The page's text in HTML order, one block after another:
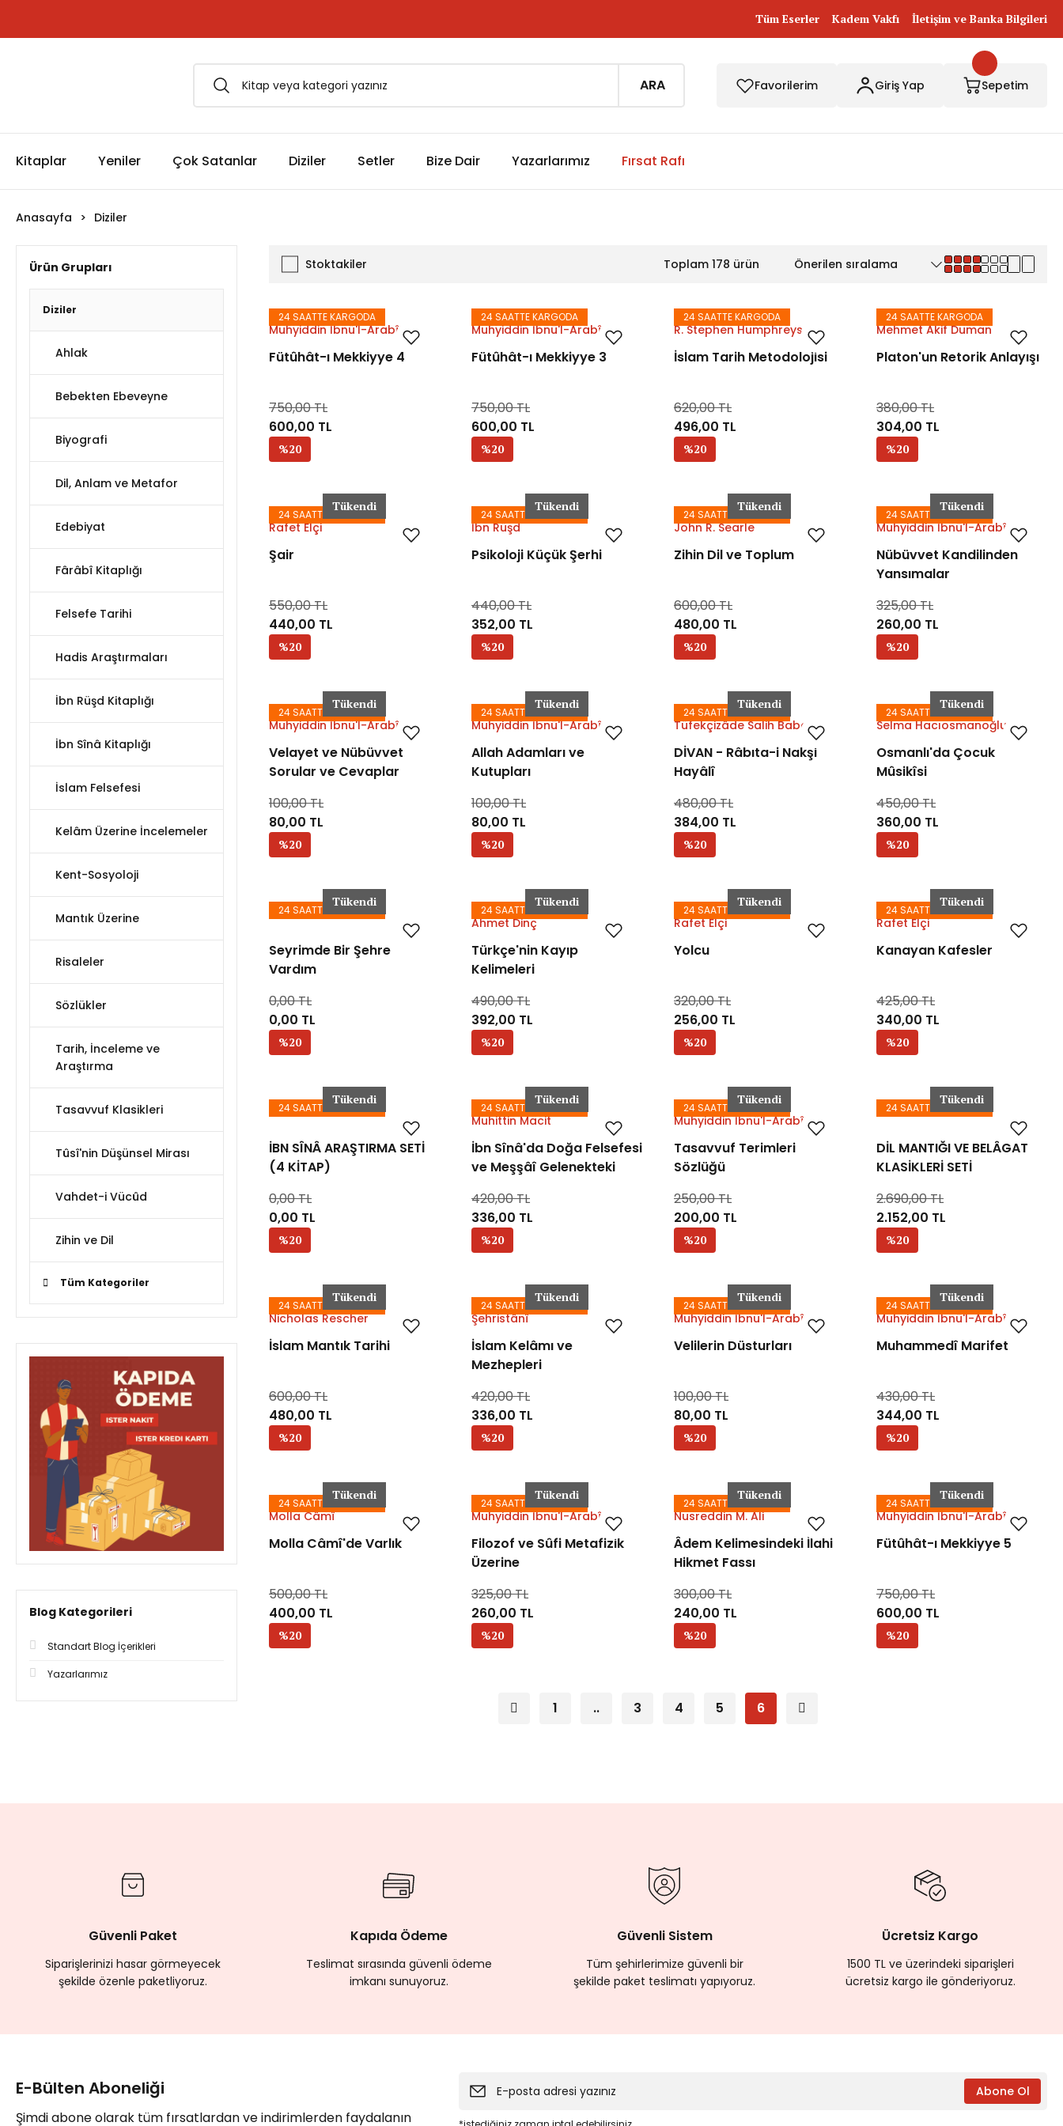
Tüm Eserler Kadem Vakfı İletişim ve Banka Bilgileri
ARA Favorilerim Giriş Yap Sepetim
Kitaplar Yeniler Çok Satanlar Diziler Setler Bize Dair Yazarlarımız Fırsat Rafı
Anasayfa Diziler
Ürün Grupları
Diziler
Ahlak
Bebekten Ebeveyne
Biyografi
Dil, Anlam ve Metafor
Edebiyat
Fârâbî Kitaplığı
Felsefe Tarihi
Hadis Araştırmaları
İbn Rüşd Kitaplığı
İbn Sînâ Kitaplığı
İslam Felsefesi
Kelâm Üzerine İncelemeler
Kent-Sosyoloji
Mantık Üzerine
Risaleler
Sözlükler
Tarih, İnceleme ve
Araştırma
Tasavvuf Klasikleri
Tûsî'nin Düşünsel Mirası
Vahdet-i Vücûd
Zihin ve Dil
Tüm Kategoriler
Blog Kategorileri
Standart Blog İçerikleri
Yazarlarımız
Stoktakiler Toplam 178 ürün
24 SAATTE KARGODA
Muhyiddin İbnü'l-Arabî
Fütûhât-ı Mekkiyye 4
750,00 TL
600,00 TL
%20
24 SAATTE KARGODA
Muhyiddin İbnü'l-Arabî
Fütûhât-ı Mekkiyye 3
750,00 TL
600,00 TL
%20
24 SAATTE KARGODA
R. Stephen Humphreys
İslam Tarih Metodolojisi
620,00 TL
496,00 TL
%20
24 SAATTE KARGODA
Mehmet Akif Duman
Platon'un Retorik Anlayışı
380,00 TL
304,00 TL
%20
24 SAATTE KARGODA
Tükendi
Rafet Elçi
Şair
550,00 TL
440,00 TL
%20
24 SAATTE KARGODA
Tükendi
İbn Rüşd
Psikoloji Küçük Şerhi
440,00 TL
352,00 TL
%20
24 SAATTE KARGODA
Tükendi
John R. Searle
Zihin Dil ve Toplum
600,00 TL
480,00 TL
%20
24 SAATTE KARGODA
Tükendi
Muhyiddin İbnü'l-Arabî
Nübüvvet Kandilinden
Yansımalar
325,00 TL
260,00 TL
%20
24 SAATTE KARGODA
Tükendi
Muhyiddin İbnü'l-Arabî
Velayet ve Nübüvvet
Sorular ve Cevaplar
100,00 TL
80,00 TL
%20
24 SAATTE KARGODA
Tükendi
Muhyiddin İbnü'l-Arabî
Allah Adamları ve
Kutupları
100,00 TL
80,00 TL
%20
24 SAATTE KARGODA
Tükendi
Tüfekçizâde Salih Baba
DİVAN - Râbıta-i Nakşi
Hayâlî
480,00 TL
384,00 TL
%20
24 SAATTE KARGODA
Tükendi
Selma Hacıosmanoğlu
Osmanlı'da Çocuk
Mûsikîsi
450,00 TL
360,00 TL
%20
24 SAATTE KARGODA
Tükendi
Seyrimde Bir Şehre
Vardım
0,00 TL
0,00 TL
%20
24 SAATTE KARGODA
Tükendi
Ahmet Dinç
Türkçe'nin Kayıp
Kelimeleri
490,00 TL
392,00 TL
%20
24 SAATTE KARGODA
Tükendi
Rafet Elçi
Yolcu
320,00 TL
256,00 TL
%20
24 SAATTE KARGODA
Tükendi
Rafet Elçi
Kanayan Kafesler
425,00 TL
340,00 TL
%20
24 SAATTE KARGODA
Tükendi
İBN SÎNÂ ARAŞTIRMA SETİ
(4 KİTAP)
0,00 TL
0,00 TL
%20
24 SAATTE KARGODA
Tükendi
Muhittin Macit
İbn Sînâ'da Doğa Felsefesi
ve Meşşâî Gelenekteki
420,00 TL
336,00 TL
%20
24 SAATTE KARGODA
Tükendi
Muhyiddin İbnü'l-Arabî
Tasavvuf Terimleri
Sözlüğü
250,00 TL
200,00 TL
%20
24 SAATTE KARGODA
Tükendi
DİL MANTIĞI VE BELÂGAT
KLASİKLERİ SETİ
2.690,00 TL
2.152,00 TL
%20
24 SAATTE KARGODA
Tükendi
Nicholas Rescher
İslam Mantık Tarihi
600,00 TL
480,00 TL
%20
24 SAATTE KARGODA
Tükendi
Şehristânî
İslam Kelâmı ve
Mezhepleri
420,00 TL
336,00 TL
%20
24 SAATTE KARGODA
Tükendi
Muhyiddin İbnü'l-Arabî
Velilerin Düsturları
100,00 TL
80,00 TL
%20
24 SAATTE KARGODA
Tükendi
Muhyiddin İbnü'l-Arabî
Muhammedî Marifet
430,00 TL
344,00 TL
%20
24 SAATTE KARGODA
Tükendi
Molla Câmî
Molla Câmî'de Varlık
500,00 TL
400,00 TL
%20
24 SAATTE KARGODA
Tükendi
Muhyiddin İbnü'l-Arabî
Filozof ve Sûfi Metafizik
Üzerine
325,00 TL
260,00 TL
%20
24 SAATTE KARGODA
Tükendi
Nusreddin M. Ali
Âdem Kelimesindeki İlahi
Hikmet Fassı
300,00 TL
240,00 TL
%20
24 SAATTE KARGODA
Tükendi
Muhyiddin İbnü'l-Arabî
Fütûhât-ı Mekkiyye 5
750,00 TL
600,00 TL
%20
1 .. 3 4 5 6
Güvenli Paket
Siparişlerinizi hasar görmeyecek
şekilde özenle paketliyoruz.
Kapıda Ödeme
Teslimat sırasında güvenli ödeme
imkanı sunuyoruz.
Güvenli Sistem
Tüm şehirlerimize güvenli bir
şekilde paket teslimatı yapıyoruz.
Ücretsiz Kargo
1500 TL ve üzerindeki siparişleri
ücretsiz kargo ile gönderiyoruz.
E-Bülten Aboneliği
Şimdi abone olarak tüm fırsatlardan ve indirimlerden faydalanın
Abone Ol